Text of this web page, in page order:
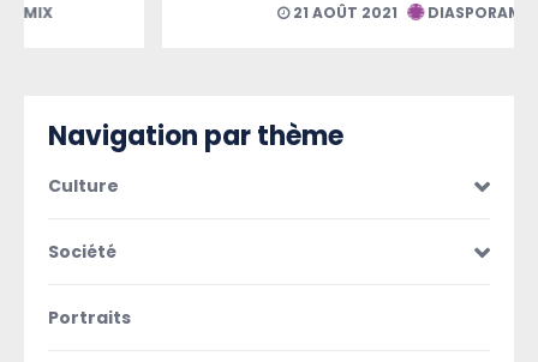
DIASPORAMIX
Navigation par thème
Culture
Société
Portraits